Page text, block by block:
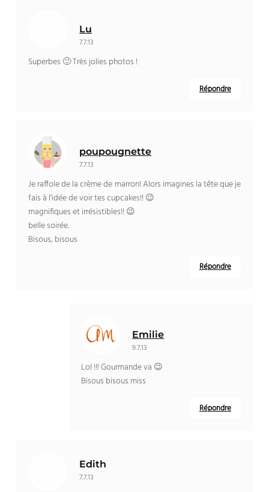
Lu
7.7.13
Superbes 🙂 Très jolies photos !
Répondre
poupougnette
7.7.13
Je raffole de la crème de marron! Alors imagines la tête que je
fais à l’idée de voir tes cupcakes!! 😉
magnifiques et irrésistibles!! 😉
belle soirée.
Bisous, bisous
Répondre
Emilie
9.7.13
Lol !!! Gourmande va 😉
Bisous bisous miss
Répondre
Edith
7.7.13